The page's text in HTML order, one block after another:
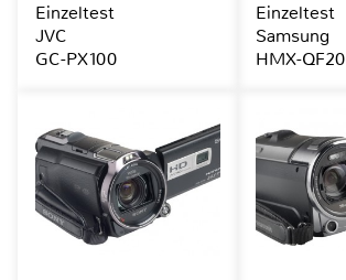
Einzeltest
JVC
GC-PX100
Einzeltest
Samsung
HMX-QF20